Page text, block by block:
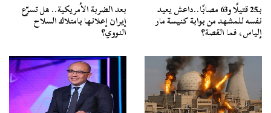
بـ25 قتيلًا و63 مصابًا..داعش يعيد
نفسه للمشهد من بوابة كنيسة مار
إلياس، فما القصة؟
بعد الضربة الأمريكية.. هل تسرّع
إيران إعلانها بامتلاك السلاح
النووي؟